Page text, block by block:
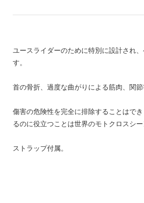
ユースライダーのために特別に設計され
す。
首の骨折、過度な曲がりによる筋肉、関
傷害の危険性を完全に排除することはで
るのに役立つことは世界のモトクロスシー
ストラップ付属。